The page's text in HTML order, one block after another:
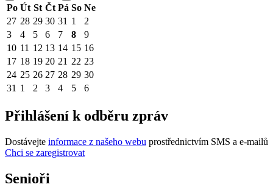
Po Út St Čt Pá So Ne
27 28 29 30 31 1
2
3
4 5 6 7 8
9
10 11 12 13 14 15 16
17 18 19 20 21 22 23
24 25 26 27 28 29 30
31 1 2 3 4 5 6
Přihlášení k odběru zpráv
Dostávejte informace z našeho webu prostřednictvím SMS a e-mailů
Chci se zaregistrovat
Senioři